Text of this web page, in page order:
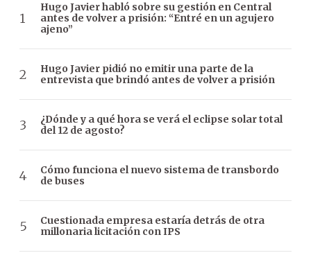
Hugo Javier habló sobre su gestión en Central
antes de volver a prisión: “Entré en un agujero
ajeno”
Hugo Javier pidió no emitir una parte de la
entrevista que brindó antes de volver a prisión
¿Dónde y a qué hora se verá el eclipse solar total
del 12 de agosto?
Cómo funciona el nuevo sistema de transbordo
de buses
Cuestionada empresa estaría detrás de otra
millonaria licitación con IPS